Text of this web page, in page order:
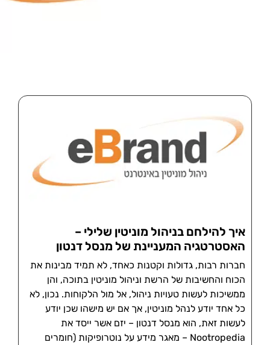
איך להילחם בניהול מוניטין שלילי –
האסטרטגיה המעניינת של מנסל דנטון
חברות רבות, גדולות וקטנות כאחד, לא תמיד מבינות את
הכוח והחשיבות של הרשת וניהול מוניטין בתוכה, והן
ממשיכות לעשות טעויות ניהול, אל מול הלקוחות. נכון, לא
כל אחד יודע לנהל מוניטין, אך אם יש מישהו שכן יודע
לעשות זאת, הוא מנסל דנטון – יזם אשר ייסד את
Nootropedia – מאגר מידע על נוטרופיקות (חומרים